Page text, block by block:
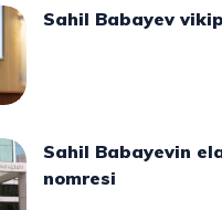
Sahil Babayev
Sahil Babayevin elaqe
nomresi